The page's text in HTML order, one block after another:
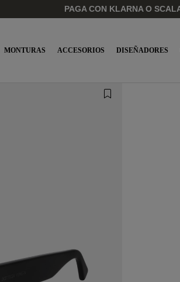
PAGA CON KLARNA O
MONTURAS ACCESORIOS DISEÑADORES